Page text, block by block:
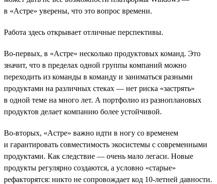
в «Астре» уверены, что это вопрос времени.
Работа здесь открывает отличные перспективы.
Во-первых, в «Астре» несколько продуктовых команд. Это
значит, что в пределах одной группы компаний можно
переходить из команды в команду и заниматься разными
продуктами на различных стеках — нет риска «застрять»
в одной теме на много лет. А портфолио из разноплановых
продуктов делает компанию более устойчивой.
Во-вторых, «Астре» важно идти в ногу со временем
и гарантировать совместимость экосистемы с современными
продуктами. Как следствие — очень мало легаси. Новые
продукты регулярно создаются, а условно «старые»
рефакторятся: никто не сопровождает код 10-летней давности.